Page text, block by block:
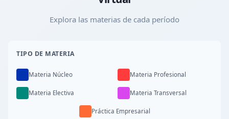
Explora las materias de cada período
TIPO DE MATERIA
Materia Núcleo Materia Profesional
Materia Electiva Materia Transversal
Práctica Empresarial